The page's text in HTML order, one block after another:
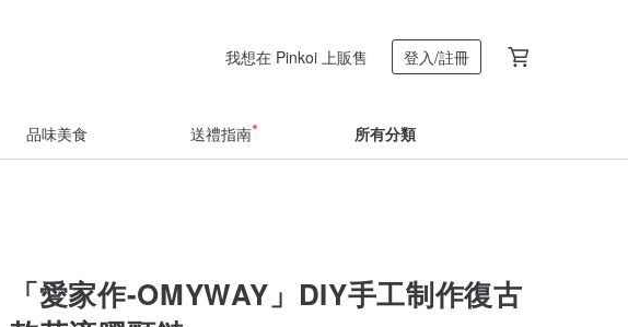
我想在 Pinkoi 上販售 登入/註冊
品味美食 送禮指南 所有分類
「愛家作-OMYWAY」DIY手工制作復古